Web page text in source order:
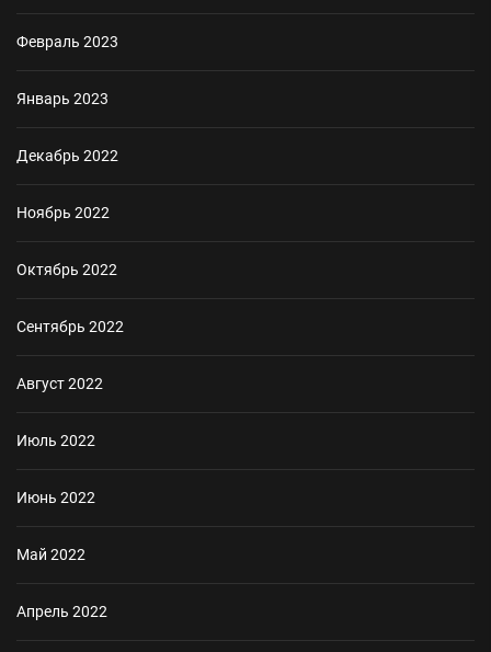
Февраль 2023
Январь 2023
Декабрь 2022
Ноябрь 2022
Октябрь 2022
Сентябрь 2022
Август 2022
Июль 2022
Июнь 2022
Май 2022
Апрель 2022